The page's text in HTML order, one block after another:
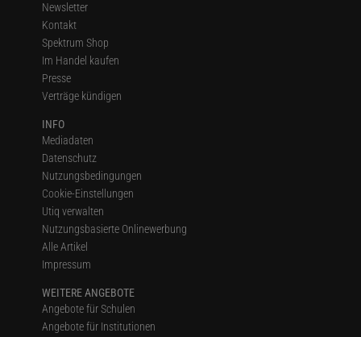
Newsletter
Kontakt
Spektrum Shop
Im Handel kaufen
Presse
Verträge kündigen
INFO
Mediadaten
Datenschutz
Nutzungsbedingungen
Cookie-Einstellungen
Utiq verwalten
Nutzungsbasierte Onlinewerbung
Alle Artikel
Impressum
WEITERE ANGEBOTE
Angebote für Schulen
Angebote für Institutionen